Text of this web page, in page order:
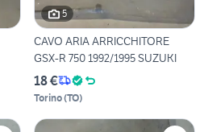
5
CAVO ARIA ARRICCHITORE
GSX-R 750 1992/1995 SUZUKI
18 €
Torino(TO)